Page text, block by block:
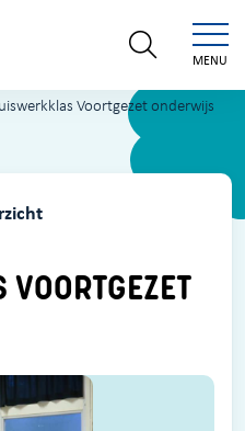
MENU
Voortgezet onderwijs